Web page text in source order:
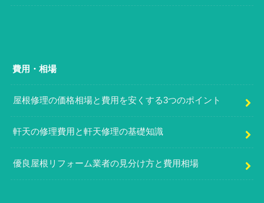
費用・相場
屋根修理の価格相場と費用を安くする3つのポイント
軒天の修理費用と軒天修理の基礎知識
優良屋根リフォーム業者の見分け方と費用相場